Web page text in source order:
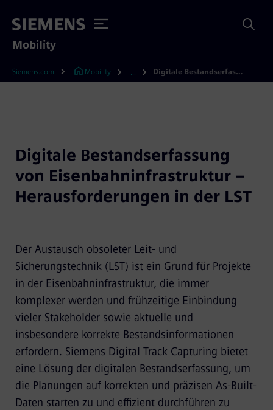
Mobility
Siemens.com Mobility Digitale Bestandserfassung von Eisenbahninfrastruktur – Herausforderungen in der LST
Digitale Bestandserfassung
von Eisenbahninfrastruktur –
Herausforderungen in der LST
Der Austausch obsoleter Leit- und
Sicherungstechnik (LST) ist ein Grund für Projekte
in der Eisenbahninfrastruktur, die immer
komplexer werden und frühzeitige Einbindung
vieler Stakeholder sowie aktuelle und
insbesondere korrekte Bestandsinformationen
erfordern. Siemens Digital Track Capturing bietet
eine Lösung der digitalen Bestandserfassung, um
die Planungen auf korrekten und präzisen As-Built-
Daten starten zu und effizient durchführen zu